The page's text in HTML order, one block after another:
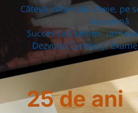
Câteva informații cheie, pe
înseamnă
Succes La Examen,
Dezvolta Cariera și
25 de ani